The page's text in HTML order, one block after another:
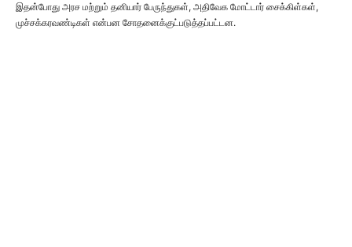
இதன்போது அரச மற்றும் தனியார் பேருந்துகள், அதிவேக மோட்டார் சைக்கிள்கள்,
முச்சக்கரவண்டிகள் என்பன சோதனைக்குட்படுத்தப்பட்டன.